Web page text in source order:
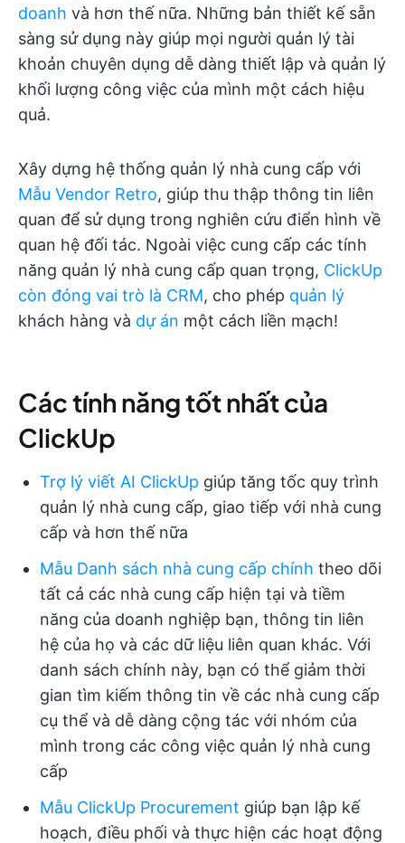
doanh và hơn thế nữa. Những bản thiết kế sẵn
sàng sử dụng này giúp mọi người quản lý tài
khoản chuyên dụng dễ dàng thiết lập và quản lý
khối lượng công việc của mình một cách hiệu
quả.
Xây dựng hệ thống quản lý nhà cung cấp với
Mẫu Vendor Retro, giúp thu thập thông tin liên
quan để sử dụng trong nghiên cứu điển hình về
quan hệ đối tác. Ngoài việc cung cấp các tính
năng quản lý nhà cung cấp quan trọng, ClickUp
còn đóng vai trò là CRM, cho phép quản lý
khách hàng và dự án một cách liền mạch!
Các tính năng tốt nhất của
ClickUp
Trợ lý viết AI ClickUp giúp tăng tốc quy trình
quản lý nhà cung cấp, giao tiếp với nhà cung
cấp và hơn thế nữa
Mẫu Danh sách nhà cung cấp chính theo dõi
tất cả các nhà cung cấp hiện tại và tiềm
năng của doanh nghiệp bạn, thông tin liên
hệ của họ và các dữ liệu liên quan khác. Với
danh sách chính này, bạn có thể giảm thời
gian tìm kiếm thông tin về các nhà cung cấp
cụ thể và dễ dàng cộng tác với nhóm của
mình trong các công việc quản lý nhà cung
cấp
Mẫu ClickUp Procurement giúp bạn lập kế
hoạch, điều phối và thực hiện các hoạt động